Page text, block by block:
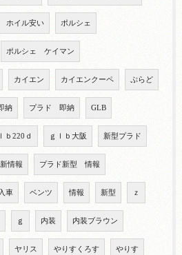
ホイル安い ポルシェ
ポルシェ ケイマン
カイエン カイエンクーペ ぷらど
納 プラド 即納 GLB
ｂ220ｄ ｇｌｂ大阪 新型プラド
情報 プラド新型 情報
車 ベンツ 情報 新型 ｚ
ｇ 内装 内装ブラウン
ヤリス やりすくろす やりす